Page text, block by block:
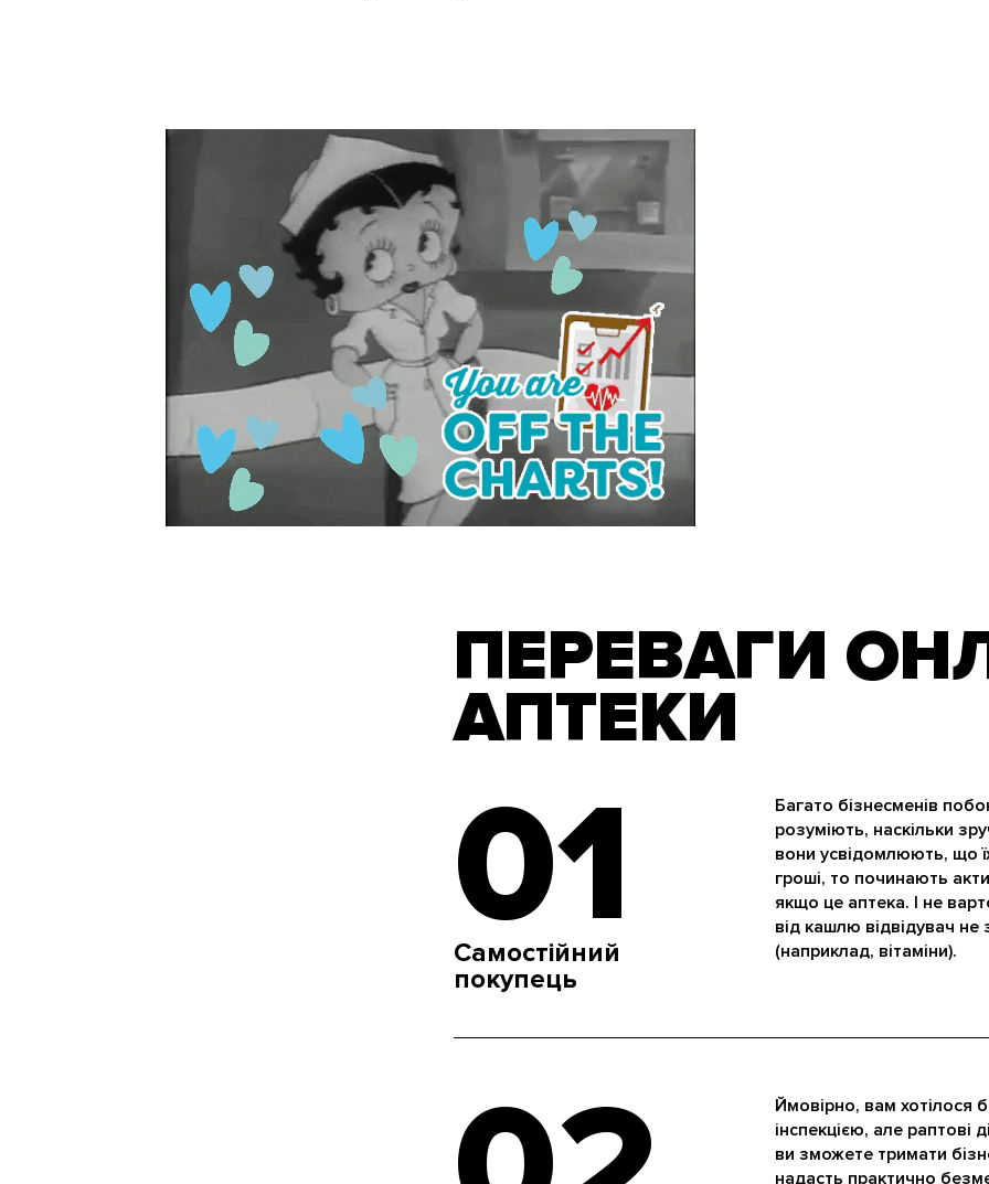
ПЕРЕВАГИ
АПТЕКИ
01
Самостійний
покупець
Багато бізнесменів
розуміють, наскільки
вони усвідомлюють, що
гроші, то починають
якщо це аптека. І не
від кашлю відвідувач
(наприклад, вітаміни).
Ймовірно, вам хотілося
інспекцією, але раптові
ви зможете тримати
надасть практично